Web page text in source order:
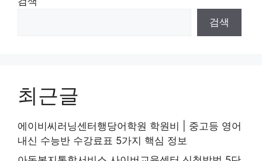
검색
최근글
에이비씨러닝센터행당어학원 학원비 | 중고등 영어
내신 수능반 수강료표 5가지 핵심 정보